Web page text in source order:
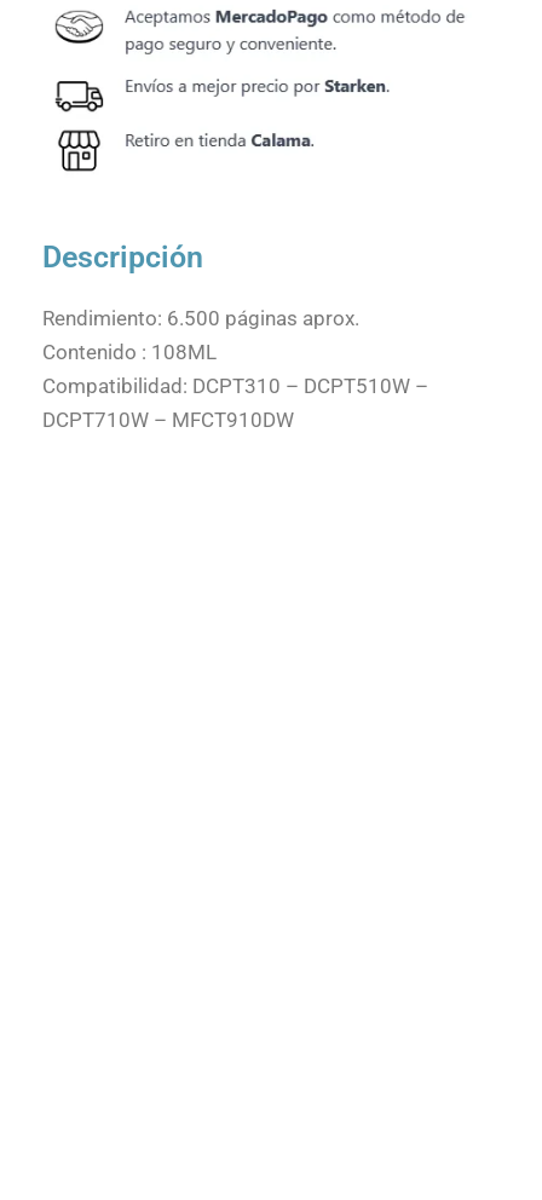
Descripción
Rendimiento: 6.500 páginas aprox.
Contenido : 108ML
Compatibilidad: DCPT310 – DCPT510W –
DCPT710W – MFCT910DW